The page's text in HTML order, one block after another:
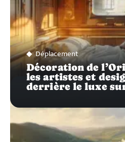
Déplacement
Décoration de
les artistes et
derrière le luxe